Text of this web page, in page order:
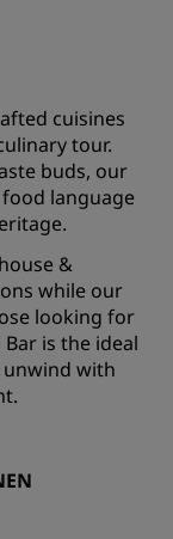
cuisines
tour.
buds, our
language
&
while our
looking for
is the ideal
with